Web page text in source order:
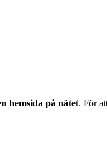
hemsida på nätet. För